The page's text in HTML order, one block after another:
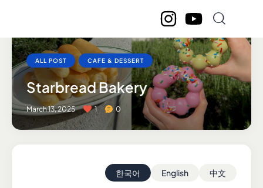
ALL POST CAFE & DESSERT
Starbread Bakery
March 13, 2025 1 0
한국어 English 中文